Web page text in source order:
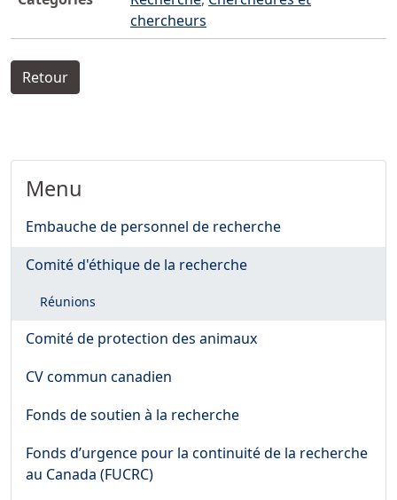
chercheurs
Retour
Menu
Embauche de personnel de recherche
Comité d'éthique de la recherche
Réunions
Comité de protection des animaux
CV commun canadien
Fonds de soutien à la recherche
Fonds d’urgence pour la continuité de la recherche
au Canada (FUCRC)